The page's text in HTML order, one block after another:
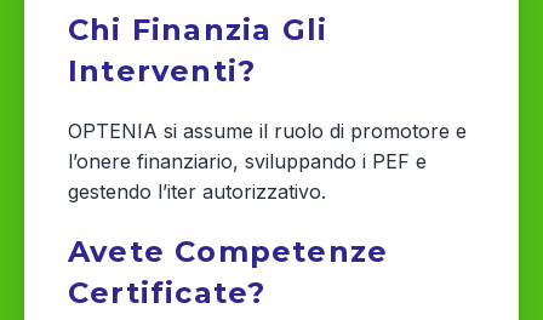
Chi Finanzia Gli
Interventi?
OPTENIA si assume il ruolo di promotore e
l’onere finanziario, sviluppando i PEF e
gestendo l’iter autorizzativo.
Avete Competenze
Certificate?